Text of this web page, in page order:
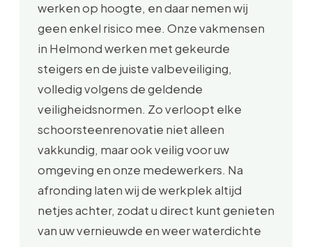
werken op hoogte, en daar nemen wij
geen enkel risico mee. Onze vakmensen
in Helmond werken met gekeurde
steigers en de juiste valbeveiliging,
volledig volgens de geldende
veiligheidsnormen. Zo verloopt elke
schoorsteenrenovatie niet alleen
vakkundig, maar ook veilig voor uw
omgeving en onze medewerkers. Na
afronding laten wij de werkplek altijd
netjes achter, zodat u direct kunt genieten
van uw vernieuwde en weer waterdichte